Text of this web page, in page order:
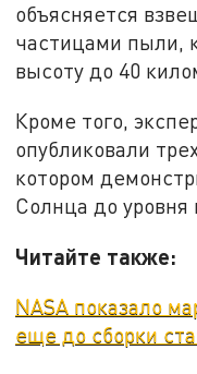
объясняется
частицами пыли,
высоту до 40
Кроме того,
опубликовали
котором
Солнца до уровня
Читайте также:
NASA показало
еще до сборки